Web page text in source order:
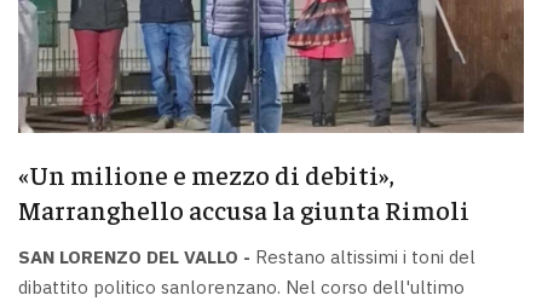
«Un milione e mezzo di debiti»,
Marranghello accusa la giunta Rimoli
SAN LORENZO DEL VALLO - Restano altissimi i toni del
dibattito politico sanlorenzano. Nel corso dell'ultimo